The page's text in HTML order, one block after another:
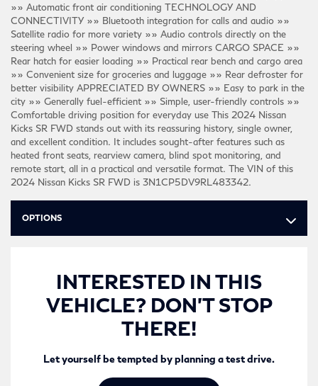
»» Automatic front air conditioning TECHNOLOGY AND
CONNECTIVITY »» Bluetooth integration for calls and audio »»
Satellite radio for more variety »» Audio controls directly on the
steering wheel »» Power windows and mirrors CARGO SPACE »»
Rear hatch for easier loading »» Practical rear bench and cargo area
»» Convenient size for groceries and luggage »» Rear defroster for
better visibility APPRECIATED BY OWNERS »» Easy to park in the
city »» Generally fuel-efficient »» Simple, user-friendly controls »»
Comfortable driving position for everyday use This 2024 Nissan
Kicks SR FWD stands out with its reassuring history, single owner,
and excellent condition. It includes sought-after features such as
heated front seats, rearview camera, blind spot monitoring, and
remote start, all in a practical and versatile format. The VIN of this
2024 Nissan Kicks SR FWD is 3N1CP5DV9RL483342.
OPTIONS
INTERESTED IN THIS
VEHICLE? DON’T STOP
THERE!
Let yourself be tempted by planning a test drive.